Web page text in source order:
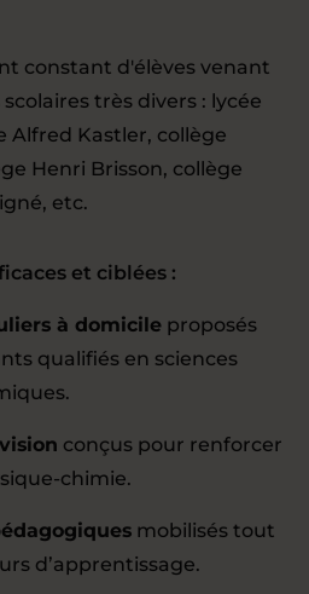
constant d'élèves venant
très divers : lycée
Alfred Kastler, collège
Henri Brisson, collège
etc.
et ciblées :
à domicile proposés
qualifiés en sciences
conçus pour renforcer
chimie.
mobilisés tout
d’apprentissage.